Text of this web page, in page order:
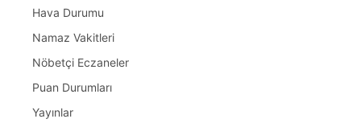
Hava Durumu
Namaz Vakitleri
Nöbetçi Eczaneler
Puan Durumları
Yayınlar